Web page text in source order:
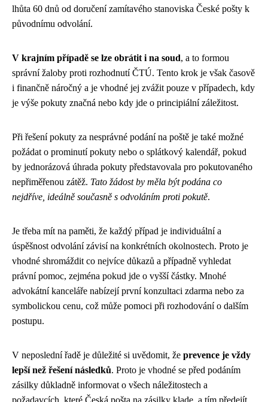
lhůta 60 dnů od doručení zamítavého stanoviska České pošty k
původnímu odvolání.
V krajním případě se lze obrátit i na soud, a to formou
správní žaloby proti rozhodnutí ČTÚ. Tento krok je však časově
i finančně náročný a je vhodné jej zvážit pouze v případech, kdy
je výše pokuty značná nebo kdy jde o principiální záležitost.
Při řešení pokuty za nesprávné podání na poště je také možné
požádat o prominutí pokuty nebo o splátkový kalendář, pokud
by jednorázová úhrada pokuty představovala pro pokutovaného
nepřiměřenou zátěž. Tato žádost by měla být podána co
nejdříve, ideálně současně s odvoláním proti pokutě.
Je třeba mít na paměti, že každý případ je individuální a
úspěšnost odvolání závisí na konkrétních okolnostech. Proto je
vhodné shromáždit co nejvíce důkazů a případně vyhledat
právní pomoc, zejména pokud jde o vyšší částky. Mnohé
advokátní kanceláře nabízejí první konzultaci zdarma nebo za
symbolickou cenu, což může pomoci při rozhodování o dalším
postupu.
V neposlední řadě je důležité si uvědomit, že prevence je vždy
lepší než řešení následků. Proto je vhodné se před podáním
zásilky důkladně informovat o všech náležitostech a